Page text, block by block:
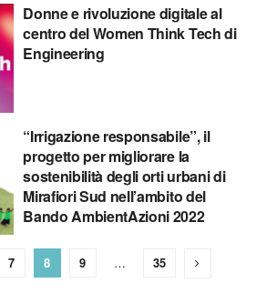
Donne e rivoluzione digitale al
centro del Women Think Tech di
Engineering
“Irrigazione responsabile”, il
progetto per migliorare la
sostenibilità degli orti urbani di
Mirafiori Sud nell’ambito del
Bando AmbientAzioni 2022
7 8 9 … 35